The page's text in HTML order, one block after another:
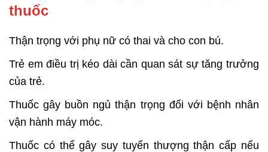
thuốc
Thận trọng với phụ nữ có thai và cho con bú.
Trẻ em điều trị kéo dài cần quan sát sự tăng trưởng
của trẻ.
Thuốc gây buồn ngủ thận trọng đối với bệnh nhân
vận hành máy móc.
Thuốc có thể gây suy tuyến thượng thận cấp nếu